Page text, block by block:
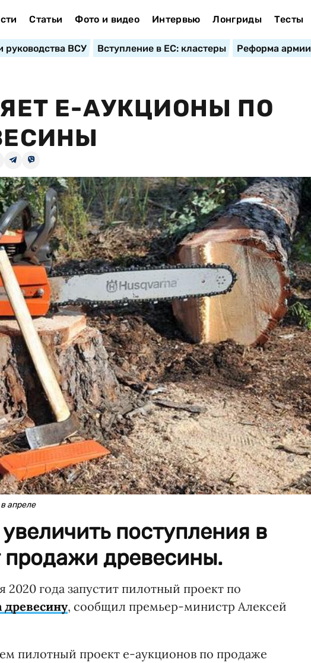
Статьи Фото и видео Интервью Лонгриды Тесты
руководства ВСУ Вступление в ЕС: кластеры Реформа армии
Е-АУКЦИОНЫ ПО
апреле
поступления в
продажи древесины.
2020 года запустит пилотный проект по
древесину, сообщил премьер-министр Алексей
пилотный проект е-аукционов по продаже